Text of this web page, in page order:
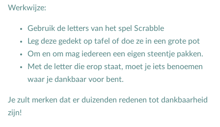
Speciaal voor moeders
Speciaal voor vaders
Rouw en verdriet
Toerusting & Advies
Online cursussen
Werkwijze:
Gebruik de letters van het spel Scrabble
Leg deze gedekt op tafel of doe ze in een grote pot
Om en om mag iedereen een eigen steentje pakken.
Met de letter die erop staat, moet je iets benoemen
waar je dankbaar voor bent.
Je zult merken dat er duizenden redenen tot dankbaarheid
zijn!